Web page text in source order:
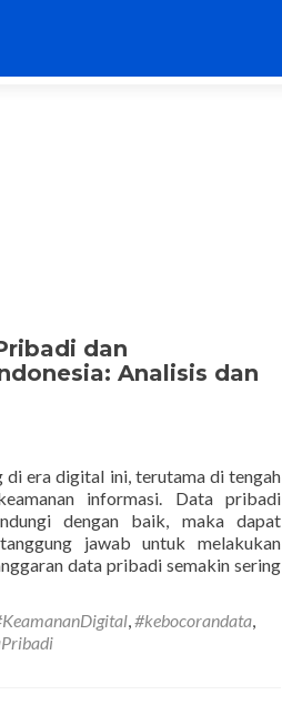
dan
Analisis dan
di era digital ini, terutama di tengah
informasi. Data pribadi
dengan baik, maka dapat
jawab untuk melakukan
data pribadi semakin sering
,#kebocorandata,